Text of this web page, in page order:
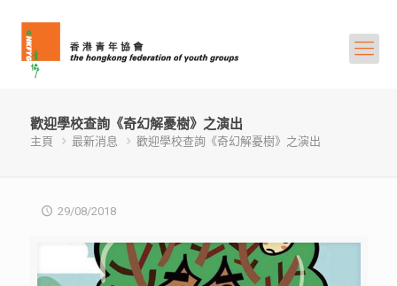
歡迎學校查詢《奇幻解憂樹》之演出
主頁 最新消息 歡迎學校查詢《奇幻解憂樹》之演出
29/08/2018